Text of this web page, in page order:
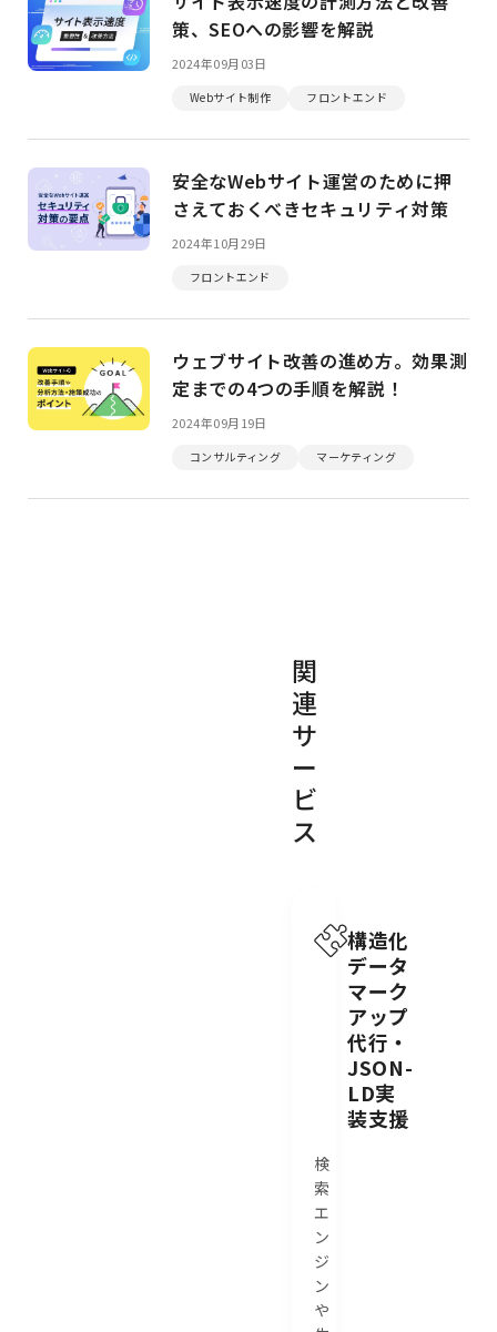
策、SEOへの影響を解説
2024年09月03日
Webサイト制作 フロントエンド
安全なWebサイト運営のために押
さえておくべきセキュリティ対策
2024年10月29日
フロントエンド
ウェブサイト改善の進め方。効果測
定までの4つの手順を解説！
2024年09月19日
コンサルティング マーケティング
関
連
サ
ー
ビ
ス
構造化
データ
マーク
アップ
代行・
JSON-
LD実
装支援
検
索
エ
ン
ジ
ン
や